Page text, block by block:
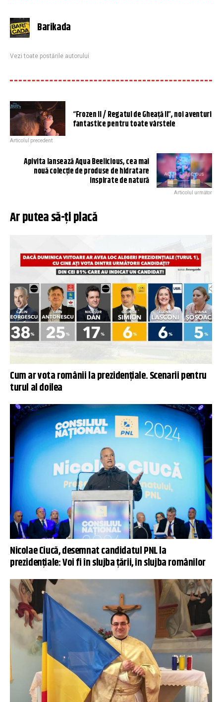
Barikada
Vezi toate postările autorului
“Frozen II / Regatul de Gheață II”, noi aventuri
fantastice pentru toate vârstele
Articolul precedent
Apivita lansează Aqua Beelicious, cea mai
nouă colecție de produse de hidratare
inspirate de natură
Articolul următor
Ar putea să-ți placă
Cum ar vota românii la prezidențiale. Scenarii pentru
turul al doilea
Nicolae Ciucă, desemnat candidatul PNL la
prezidențiale: Voi fi în slujba țării, în slujba românilor